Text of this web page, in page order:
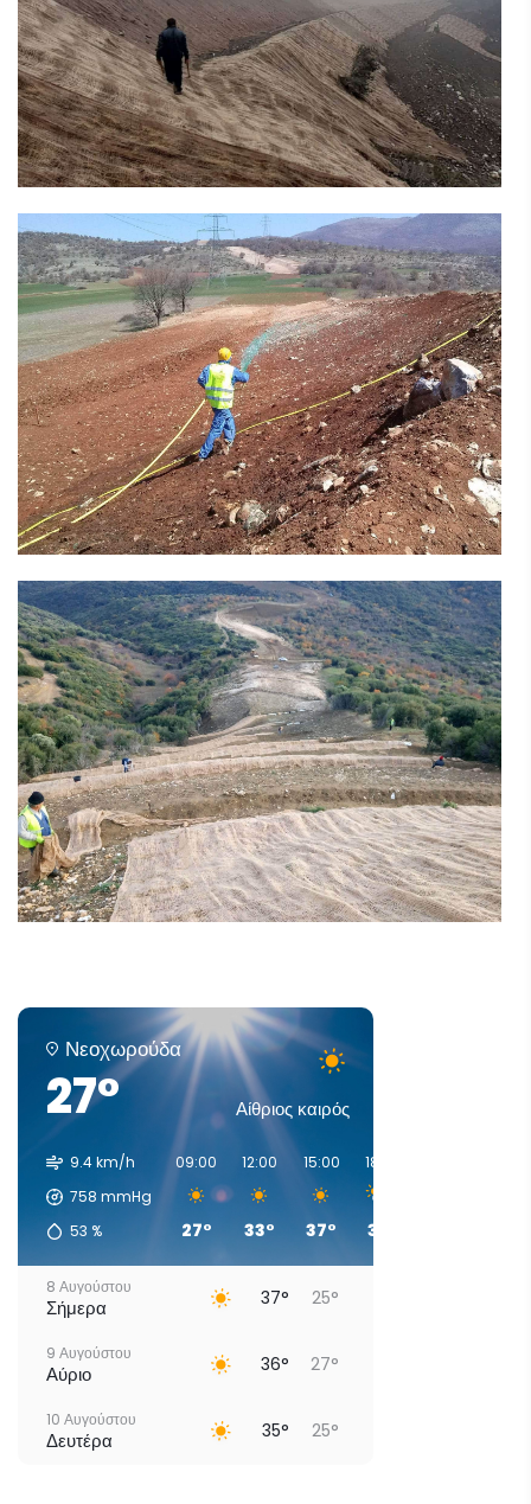
Νεοχωρούδα
27° Αίθριος καιρός
9.4 km/h
758 mmHg
53 %
09:00
27°
12:00
33°
15:00
37°
18:00
35°
8 Αυγούστου
Σήμερα 37° 25°
9 Αυγούστου
Αύριο 36° 27°
10 Αυγούστου
Δευτέρα 35° 25°